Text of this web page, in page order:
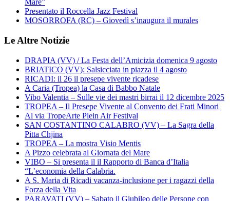
Mare”
Presentato il Roccella Jazz Festival
MOSORROFA (RC) – Giovedì s’inaugura il murales
Le Altre Notizie
DRAPIA (VV) / La Festa dell’Amicizia domenica 9 agosto
BRIATICO (VV): Salsicciata in piazza il 4 agosto
RICADI: il 26 il presepe vivente ricadese
A Caria (Tropea) la Casa di Babbo Natale
Vibo Valentia – Sulle vie dei mastri birrai il 12 dicembre 2025
TROPEA – Il Presepe Vivente al Convento dei Frati Minori
Al via TropeArte Plein Air Festival
SAN COSTANTINO CALABRO (VV) – La Sagra della
Pitta Chjina
TROPEA – La mostra Visio Mentis
A Pizzo celebrata al Giornata del Mare
VIBO – Si presenta il il Rapporto di Banca d’Italia
“L’economia della Calabria.
A S. Maria di Ricadi vacanza-inclusione per i ragazzi della
Forza della Vita
PARAVATI (VV) – Sabato il Giubileo delle Persone con